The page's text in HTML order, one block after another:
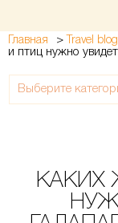
Главная > Travel blog
и птиц нужно
Выберите
КАКИХ